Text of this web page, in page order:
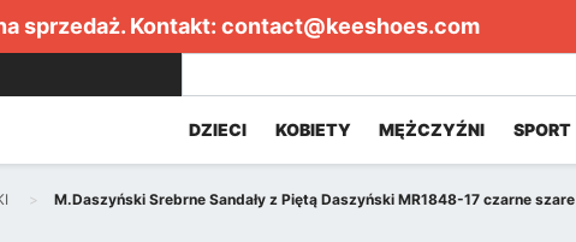
sprzedaż. Kontakt: contact@keeshoes.com
DZIECI KOBIETY MĘŻCZYŹNI SPORT
M.Daszyński Srebrne Sandały z Piętą Daszyński MR1848-17 czarne szare